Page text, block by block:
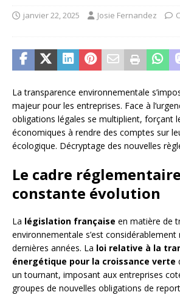
janvier 22, 2025 Josie Fernandez
La transparence environnementale
majeur pour les entreprises. Face à
obligations légales se multiplient, forçant
économiques à rendre des comptes sur
écologique. Décryptage des nouvelles
Le cadre
constante évolution
La législation française en matière de
environnementale s’est considérablement
dernières années. La loi relative à la
énergétique pour la croissance verte
un tournant, imposant aux entreprises
groupes de nouvelles obligations de